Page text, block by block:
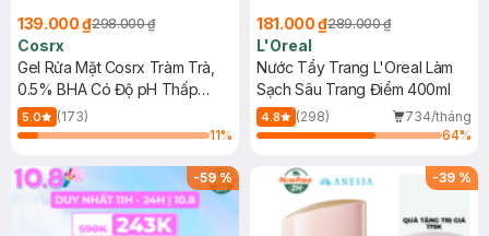
139.000 ₫298.000 ₫
Cosrx
Gel Rửa Mặt Cosrx Tràm Trà,
0.5% BHA Có Độ pH Thấp
150ml
5.0
(173)
11%
181.000 ₫289.000 ₫
L'Oreal
Nước Tẩy Trang L'Oreal Làm
Sạch Sâu Trang Điểm 400ml
4.8 (298)
734/tháng
64%
-59% -39 %